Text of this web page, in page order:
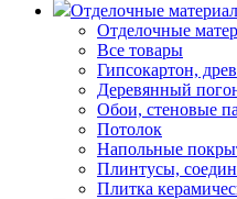
Отделочные
Отделочные
Все товары
Гипсокартон,
Деревянный
Обои, стеновые
Потолок
Напольные
Плинтусы,
Плитка